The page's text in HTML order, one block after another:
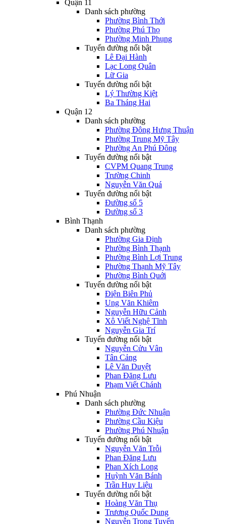
Quận 11
Danh sách phường
Phường Bình Thới
Phường Phú Thọ
Phường Minh Phụng
Tuyến đường nổi bật
Lê Đại Hành
Lạc Long Quân
Lữ Gia
Tuyến đường nổi bật
Lý Thường Kiệt
Ba Tháng Hai
Quận 12
Danh sách phường
Phường Đông Hưng Thuận
Phường Trung Mỹ Tây
Phường An Phú Đông
Tuyến đường nổi bật
CVPM Quang Trung
Trường Chinh
Nguyễn Văn Quá
Tuyến đường nổi bật
Đường số 5
Đường số 3
Bình Thạnh
Danh sách phường
Phường Gia Định
Phường Bình Thạnh
Phường Bình Lợi Trung
Phường Thạnh Mỹ Tây
Phường Bình Quới
Tuyến đường nổi bật
Điện Biên Phủ
Ung Văn Khiêm
Nguyễn Hữu Cảnh
Xô Viết Nghệ Tĩnh
Nguyễn Gia Trí
Tuyến đường nổi bật
Nguyễn Cửu Vân
Tân Cảng
Lê Văn Duyệt
Phan Đăng Lưu
Phạm Viết Chánh
Phú Nhuận
Danh sách phường
Phường Đức Nhuận
Phường Cầu Kiệu
Phường Phú Nhuận
Tuyến đường nổi bật
Nguyễn Văn Trỗi
Phan Đăng Lưu
Phan Xích Long
Huỳnh Văn Bánh
Trần Huy Liệu
Tuyến đường nổi bật
Hoàng Văn Thụ
Trương Quốc Dung
Nguyễn Trọng Tuyển